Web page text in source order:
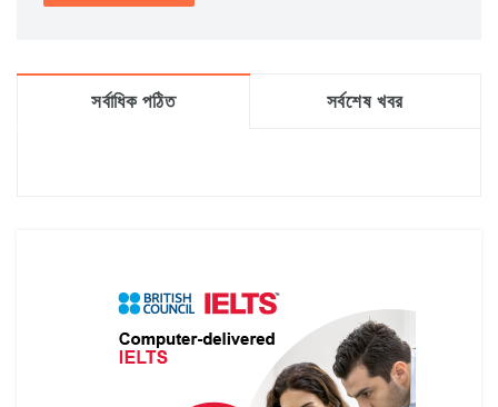
সর্বাধিক পঠিত সর্বশেষ খবর